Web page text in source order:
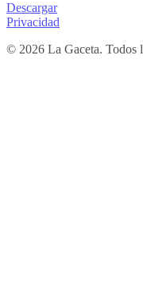
Descargar
Privacidad
© 2026 La Gaceta. Todos